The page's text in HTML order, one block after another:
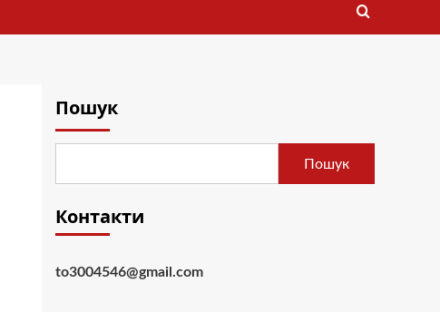
Пошук
Пошук
Контакти
to3004546@gmail.com